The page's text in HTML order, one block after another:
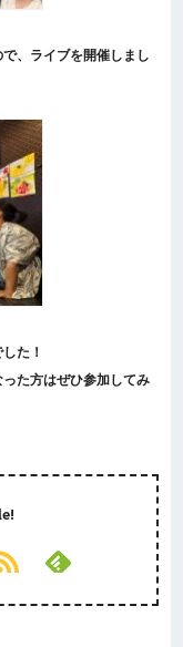
、ライブを開催しまし
た！
た方はぜひ参加してみ